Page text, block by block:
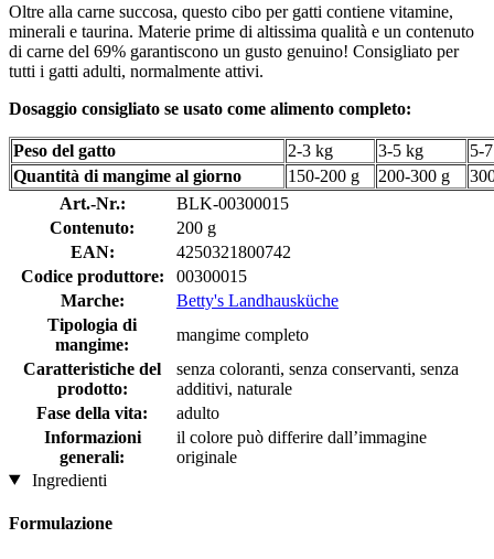
Oltre alla carne succosa, questo cibo per gatti contiene vitamine,
minerali e taurina. Materie prime di altissima qualità e un contenuto
di carne del 69% garantiscono un gusto genuino! Consigliato per
tutti i gatti adulti, normalmente attivi.
Dosaggio consigliato se usato come alimento completo:
Peso del gatto 2-3 kg 3-5 kg
5-
Quantità di mangime al giorno
150-200 g 200-300 g
Art.-Nr.:
BLK-00300015
Contenuto:
200 g
EAN:
4250321800742
Codice produttore:
00300015
Marche:
Betty's Landhausküche
Tipologia di
mangime:
mangime completo
Caratteristiche del
prodotto:
senza coloranti, senza conservanti, senza
additivi, naturale
Fase della vita:
adulto
Informazioni
generali:
il colore può differire dall’immagine
originale
Ingredienti
Formulazione